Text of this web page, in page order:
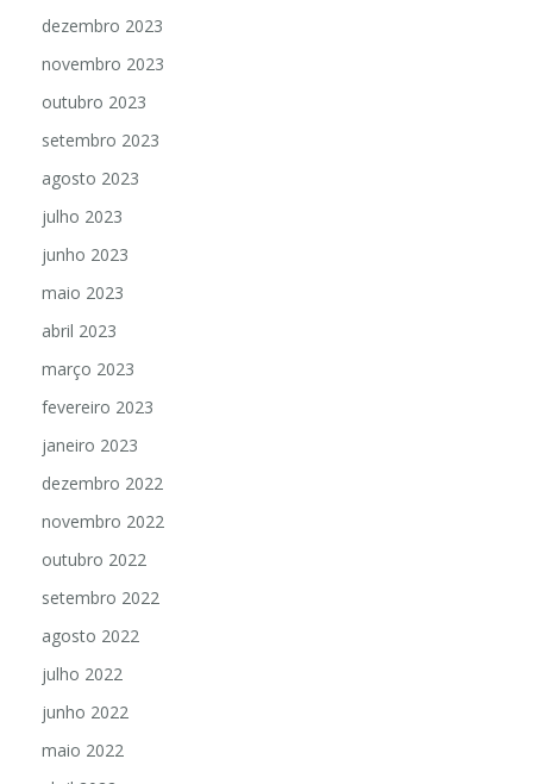
dezembro 2023
novembro 2023
outubro 2023
setembro 2023
agosto 2023
julho 2023
junho 2023
maio 2023
abril 2023
março 2023
fevereiro 2023
janeiro 2023
dezembro 2022
novembro 2022
outubro 2022
setembro 2022
agosto 2022
julho 2022
junho 2022
maio 2022